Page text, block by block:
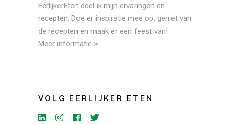
EerlijkerEten deel ik mijn ervaringen en
recepten. Doe er inspiratie mee op, geniet van
de recepten en maak er een feest van!
Meer informatie >
VOLG EERLIJKER ETEN